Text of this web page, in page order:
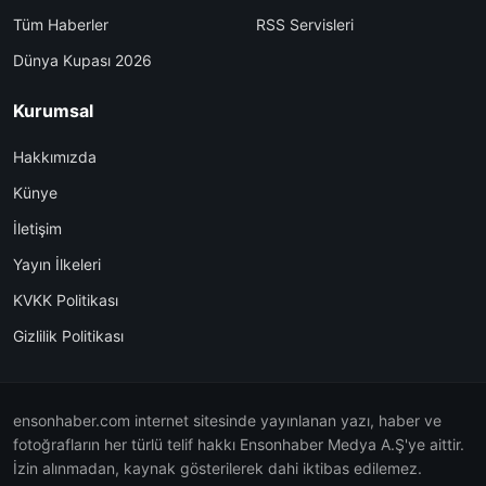
Tüm Haberler
Dünya Kupası 2026
RSS Servisleri
Kurumsal
Hakkımızda
Künye
İletişim
Yayın İlkeleri
KVKK Politikası
Gizlilik Politikası
ensonhaber.com internet sitesinde yayınlanan yazı, haber ve
fotoğrafların her türlü telif hakkı Ensonhaber Medya A.Ş'ye aittir.
İzin alınmadan, kaynak gösterilerek dahi iktibas edilemez.